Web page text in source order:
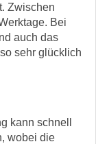
Zwischen
Bei
auch das
sehr glücklich
kann schnell
wobei die